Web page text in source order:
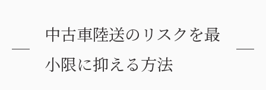
中古車陸送のリスクを最
小限に抑える方法